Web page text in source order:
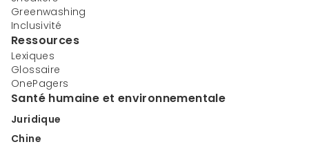
Greenwashing
Inclusivité
Ressources
Lexiques
Glossaire
OnePagers
Santé humaine et environnementale
Juridique
Chine